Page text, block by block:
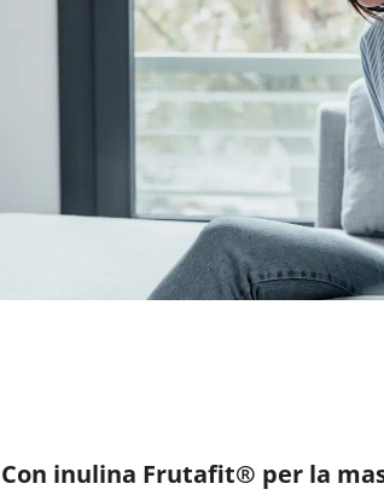
Con inulina Frutafit® per la